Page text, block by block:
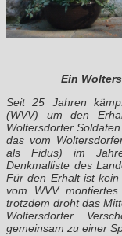
Ein
Seit 25 Jahren
(WVV) um den
Woltersdorfer
das vom
als Fidus) im
Denkmalliste des
Für den Erhalt ist
vom WVV
trotzdem droht das
Woltersdorfer
gemeinsam zu einer